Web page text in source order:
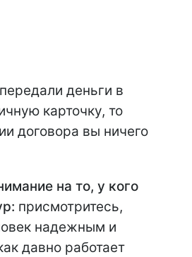
деньги в
карточку, то
договора вы ничего
на то, у кого
присмотритесь,
надежным и
давно работает